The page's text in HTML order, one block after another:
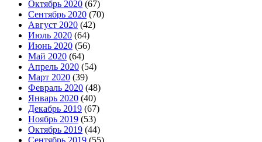
Октябрь 2020 (67)
Сентябрь 2020 (70)
Август 2020 (42)
Июль 2020 (64)
Июнь 2020 (56)
Май 2020 (64)
Апрель 2020 (54)
Март 2020 (39)
Февраль 2020 (48)
Январь 2020 (40)
Декабрь 2019 (67)
Ноябрь 2019 (53)
Октябрь 2019 (44)